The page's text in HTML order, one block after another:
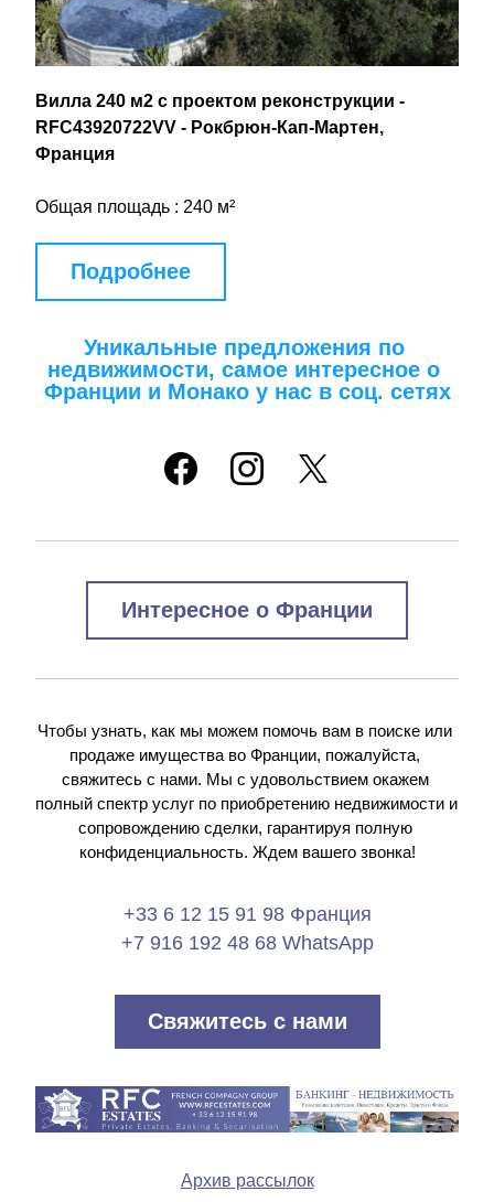
Вилла 240 м2 с проектом реконструкции -
RFC43920722VV - Рокбрюн-Кап-Мартен,
Франция
Общая площадь : 240 м²
Подробнее
Уникальные предложения по
недвижимости, самое интересное о
Франции и Монако у нас в соц. сетях
Интересное о Франции
Чтобы узнать, как мы можем помочь вам в поиске или
продаже имущества во Франции, пожалуйста,
свяжитесь с нами. Мы с удовольствием окажем
полный спектр услуг по приобретению недвижимости и
сопровождению сделки, гарантируя полную
конфиденциальность. Ждем вашего звонка!
+33 6 12 15 91 98 Франция
+7 916 192 48 68 WhatsApp
Свяжитесь с нами
Архив рассылок